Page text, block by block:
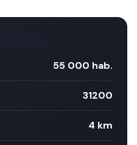
55 000 hab.
31200
4 km